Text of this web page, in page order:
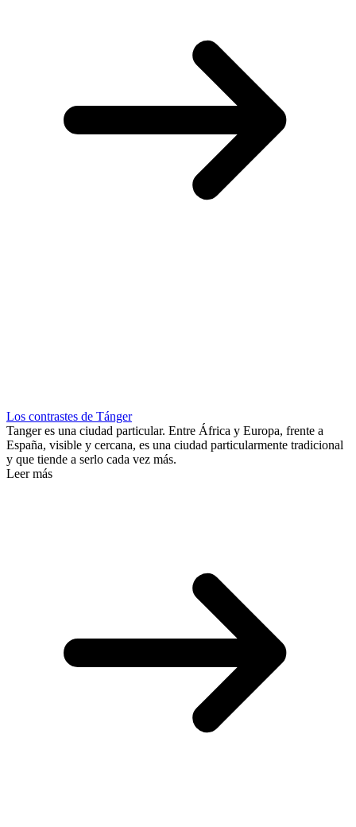
Los contrastes de Tánger
Tanger es una ciudad particular. Entre África y Europa, frente a
España, visible y cercana, es una ciudad particularmente tradicional
y que tiende a serlo cada vez más.
Leer más